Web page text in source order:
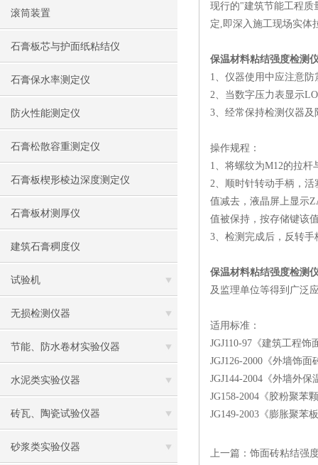
滚筒装置
石膏板芯与护面纸粘结仪
石膏保水率测定仪
防火性能测定仪
石膏松散容重测定仪
石膏板楔形棱边深度测定仪
石膏板材测厚仪
建筑石膏稠度仪
试验机
无损检测仪器
节能、防水卷材实验仪器
水泥类实验仪器
砖瓦、陶瓷试验仪器
砂浆类实验仪器
现行的"建筑节能工程质
定,即深入施工现场实体
保温材料粘结强度检测
1、仪器使用中应注意
2、当数字压力表显示
3、经常保持检测仪器
操作规程：
1、将螺纹为M12的拉
2、顺时针转动手柄，
值减去，液晶屏上显示
值被保持，按存储键该
3、检测完成后，反转
保温材料粘结强度检测
及监理单位等得到广泛
适用标准：
JGJ110-97《建筑工程
JGJ126-2000《外墙饰
JGJ144-2004《外墙外
JG158-2004《胶粉聚苯
JG149-2003《膨胀聚苯
上一篇： 饰面砖粘结强